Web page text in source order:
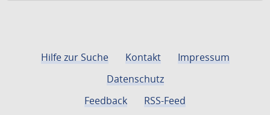
Hilfe zur Suche Kontakt
Impressum
Datenschutz
Feedback
RSS-Feed